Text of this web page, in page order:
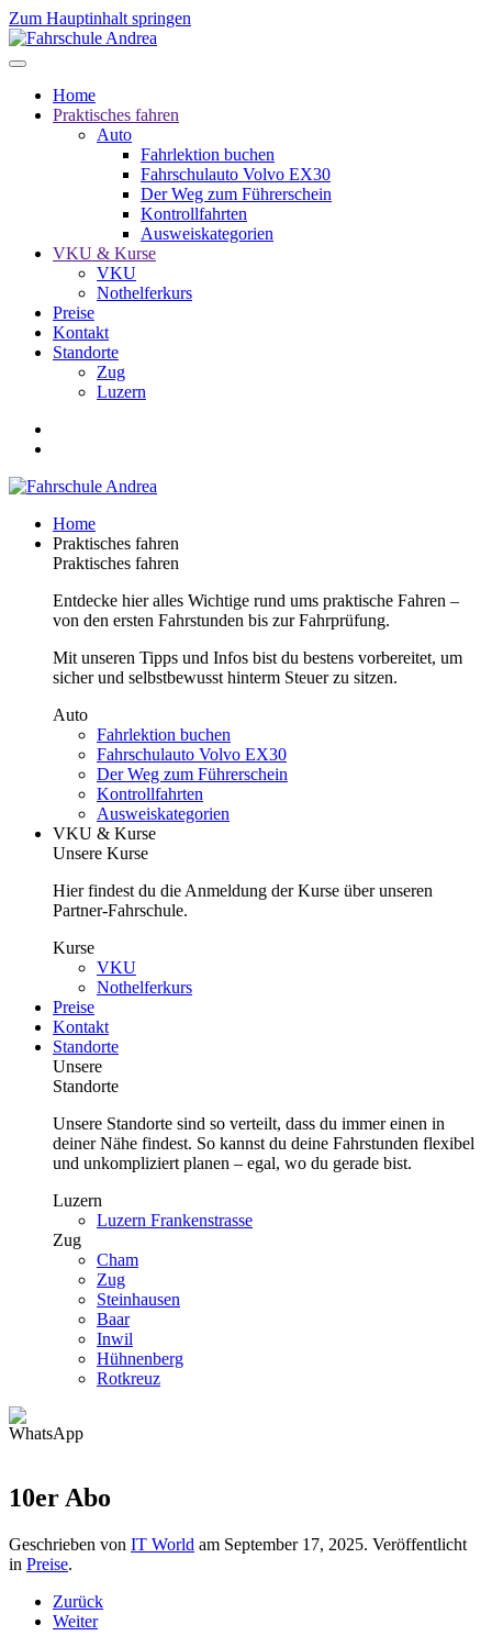
Zum Hauptinhalt springen
Home
Praktisches fahren
Auto
Fahrlektion buchen
Fahrschulauto Volvo EX30
Der Weg zum Führerschein
Kontrollfahrten
Ausweiskategorien
VKU & Kurse
VKU
Nothelferkurs
Preise
Kontakt
Standorte
Zug
Luzern
Home
Praktisches fahren
Praktisches fahren
Entdecke hier alles Wichtige rund ums praktische Fahren –
von den ersten Fahrstunden bis zur Fahrprüfung.
Mit unseren Tipps und Infos bist du bestens vorbereitet, um
sicher und selbstbewusst hinterm Steuer zu sitzen.
Auto
Fahrlektion buchen
Fahrschulauto Volvo EX30
Der Weg zum Führerschein
Kontrollfahrten
Ausweiskategorien
VKU & Kurse
Unsere Kurse
Hier findest du die Anmeldung der Kurse über unseren
Partner-Fahrschule.
Kurse
VKU
Nothelferkurs
Preise
Kontakt
Standorte
Unsere
Standorte
Unsere Standorte sind so verteilt, dass du immer einen in
deiner Nähe findest. So kannst du deine Fahrstunden flexibel
und unkompliziert planen – egal, wo du gerade bist.
Luzern
Luzern Frankenstrasse
Zug
Cham
Zug
Steinhausen
Baar
Inwil
Hühnenberg
Rotkreuz
10er Abo
Geschrieben von IT World am September 17, 2025. Veröffentlicht
in Preise.
Zurück
Weiter